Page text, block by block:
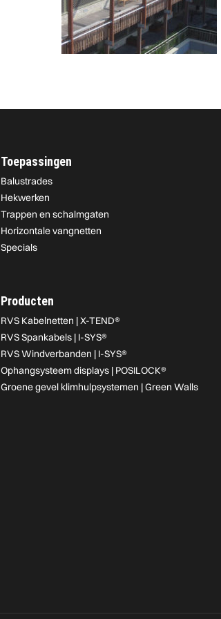
Toepassingen
Balustrades
Hekwerken
Trappen en schalmgaten
Horizontale vangnetten
Specials
Producten
RVS Kabelnetten | X-TEND®
RVS Spankabels | I-SYS®
RVS Windverbanden | I-SYS®
Ophangsysteem displays | POSILOCK®
Groene gevel klimhulpsystemen | Green Walls